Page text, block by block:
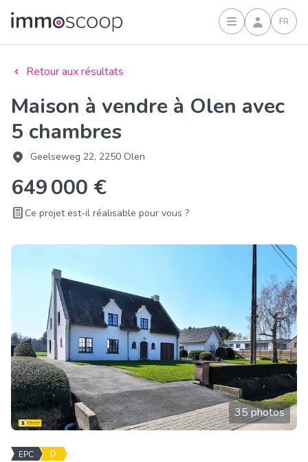
Connexion
FR
Retour aux résultats
Maison à vendre à Olen avec
5 chambres
Geelseweg 22, 2250 Olen
649 000 €
Ce projet est-il réalisable pour vous ?
35 photos
EPC D